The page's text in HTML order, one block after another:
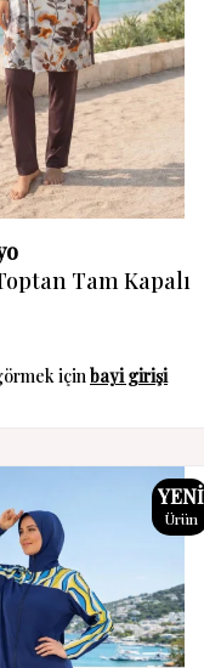
Tam Kapalı
için bayi girişi
YENI
Ürün